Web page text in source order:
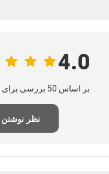
4.0
بر اساس 50 بررسی برای این تامین‌کننده
نظر نوشتن